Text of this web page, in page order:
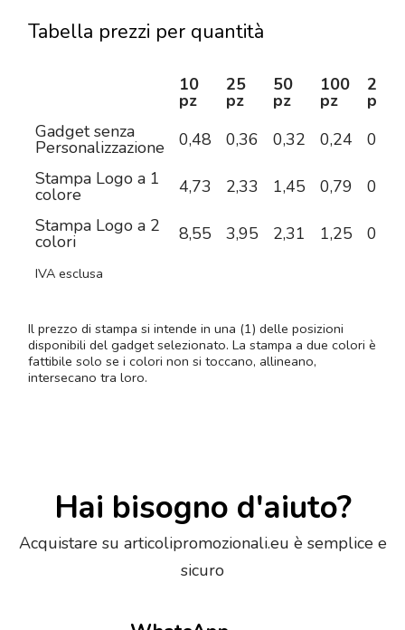
Tabella prezzi per quantità
10
pz
25
pz
50
pz
100
pz
250
pz
Gadget senza
Personalizzazione 0,48 0,36 0,32 0,24
0,20
Stampa Logo a 1
colore 4,73 2,33 1,45 0,79
0,45
Stampa Logo a 2
colori 8,55 3,95 2,31 1,25 0,68
IVA esclusa
Il prezzo di stampa si intende in una (1) delle posizioni
disponibili del gadget selezionato. La stampa a due colori è
fattibile solo se i colori non si toccano, allineano,
intersecano tra loro.
Hai bisogno d'aiuto?
Acquistare su articolipromozionali.eu è semplice e
sicuro